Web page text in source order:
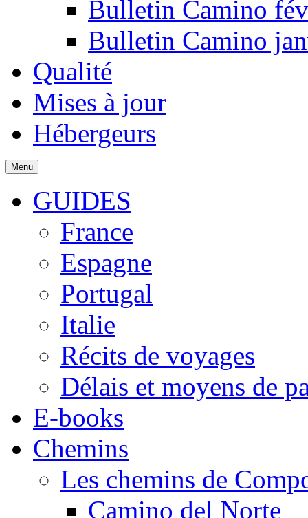
Bulletin Camino
Bulletin Camino
Qualité
Mises à jour
Hébergeurs
Menu
GUIDES
France
Espagne
Portugal
Italie
Récits de voyages
Délais et moyens de
E-books
Chemins
Les chemins de
Camino del Norte